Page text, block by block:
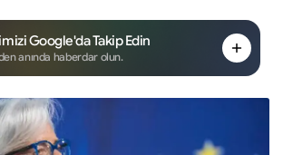
Google'da Takip Edin
anında haberdar olun.